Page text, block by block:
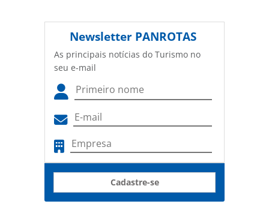
Newsletter PANROTAS
As principais notícias do Turismo no
seu e-mail
Cadastre-se